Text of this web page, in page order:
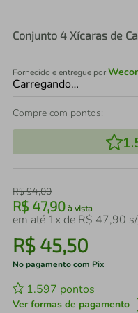
Conjunto 4 Xícaras de
Fornecido e entregue por
Carregando…
Compre com pontos:
R$94,00
R$ 47,90 à vista
em até 1x de R$ 47,90
R$ 45,50
No pagamento com Pix
1.597 pontos
Ver formas de pagamento